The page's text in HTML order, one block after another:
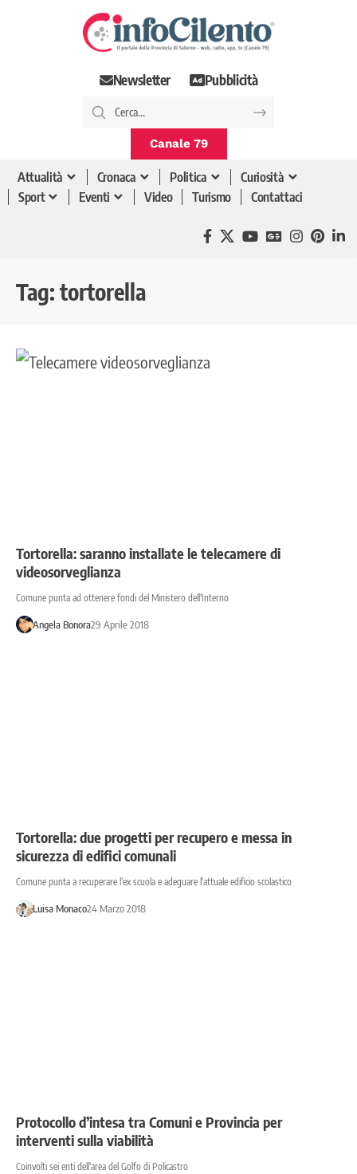
Newsletter Pubblicità
Canale 79
Attualità Cronaca Politica
Curiosità
Sport
Eventi Video Turismo Contattaci
Tag: tortorella
Tortorella: saranno installate le telecamere di
videosorveglianza
Comune punta ad ottenere fondi del Ministero dell'Interno
Angela Bonora29 Aprile 2018
Tortorella: due progetti per recupero e messa in
sicurezza di edifici comunali
Comune punta a recuperare l'ex scuola e adeguare l'attuale edificio scolastico
Luisa Monaco24 Marzo 2018
Protocollo d’intesa tra Comuni e Provincia per
interventi sulla viabilità
Coinvolti sei enti dell'area del Golfo di Policastro